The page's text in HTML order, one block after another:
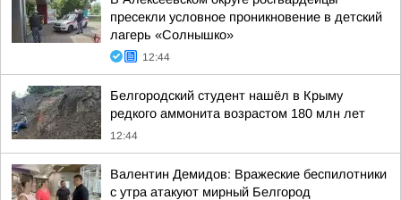
пресекли условное проникновение в детский
лагерь «Солнышко»
12:44
Белгородский студент нашёл в Крыму
редкого аммонита возрастом 180 млн лет
12:44
Валентин Демидов: Вражеские беспилотники
с утра атакуют мирный Белгород